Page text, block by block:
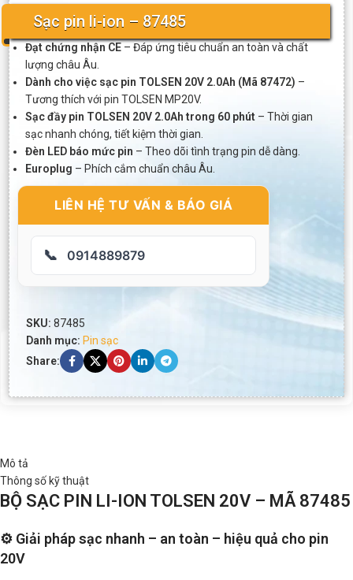
Sạc pin li-ion – 87485
Đạt chứng nhận CE – Đáp ứng tiêu chuẩn an toàn và chất
lượng châu Âu.
Dành cho việc sạc pin TOLSEN 20V 2.0Ah (Mã 87472) –
Tương thích với pin TOLSEN MP20V.
Sạc đầy pin TOLSEN 20V 2.0Ah trong 60 phút – Thời gian
sạc nhanh chóng, tiết kiệm thời gian.
Đèn LED báo mức pin – Theo dõi tình trạng pin dễ dàng.
Europlug – Phích cắm chuẩn châu Âu.
LIÊN HỆ TƯ VẤN & BÁO GIÁ
📞 0914889879
SKU: 87485
Danh mục: Pin sạc
Share:
Mô tả
Thông số kỹ thuật
BỘ SẠC PIN LI-ION TOLSEN 20V – MÃ 87485
⚙️ Giải pháp sạc nhanh – an toàn – hiệu quả cho pin
20V